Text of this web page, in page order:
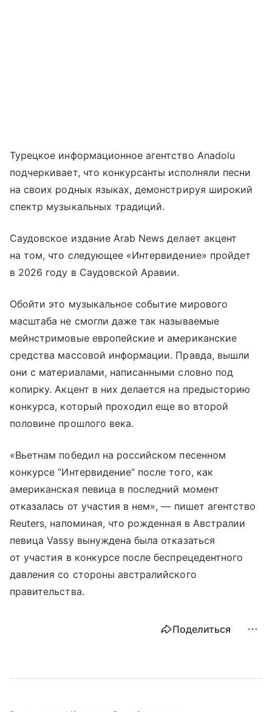
Турецкое информационное агентство Anadolu
подчеркивает, что конкурсанты исполняли песни
на своих родных языках, демонстрируя широкий
спектр музыкальных традиций.
Саудовское издание Arab News делает акцент
на том, что следующее «Интервидение» пройдет
в 2026 году в Саудовской Аравии.
Обойти это музыкальное событие мирового
масштаба не смогли даже так называемые
мейнстримовые европейские и американские
средства массовой информации. Правда, вышли
они с материалами, написанными словно под
копирку. Акцент в них делается на предысторию
конкурса, который проходил еще во второй
половине прошлого века.
«Вьетнам победил на российском песенном
конкурсе “Интервидение” после того, как
американская певица в последний момент
отказалась от участия в нем», — пишет агентство
Reuters, напоминая, что рожденная в Австралии
певица Vassy вынуждена была отказаться
от участия в конкурсе после беспрецедентного
давления со стороны австралийского
правительства.
Поделиться